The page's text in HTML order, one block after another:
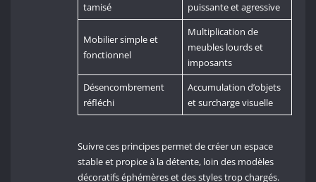
tamisé
puissante et agressive
Mobilier simple et
fonctionnel
Multiplication de
meubles lourds et
imposants
Désencombrement
réfléchi
Accumulation d’objets
et surcharge visuelle
Suivre ces principes permet de créer un espace
stable et propice à la détente, loin des modèles
décoratifs éphémères et des styles trop chargés.